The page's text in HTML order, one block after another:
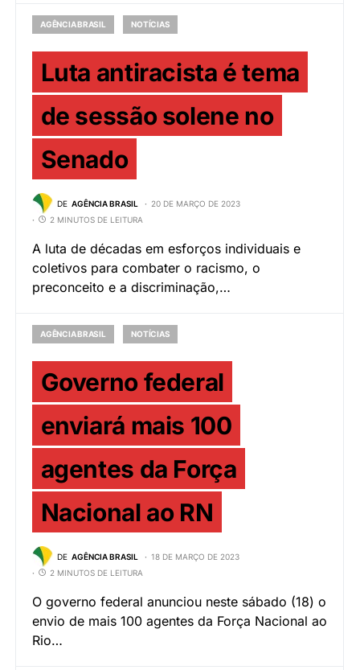
AGÊNCIA BRASIL NOTÍCIAS
Luta antiracista é tema
de sessão solene no
Senado
DE AGÊNCIA BRASIL
20 DE MARÇO DE 2023
2 MINUTOS DE LEITURA
A luta de décadas em esforços individuais e
coletivos para combater o racismo, o
preconceito e a discriminação,…
AGÊNCIA BRASIL NOTÍCIAS
Governo federal
enviará mais 100
agentes da Força
Nacional ao RN
DE AGÊNCIA BRASIL
18 DE MARÇO DE 2023
2 MINUTOS DE LEITURA
O governo federal anunciou neste sábado (18) o
envio de mais 100 agentes da Força Nacional ao
Rio…